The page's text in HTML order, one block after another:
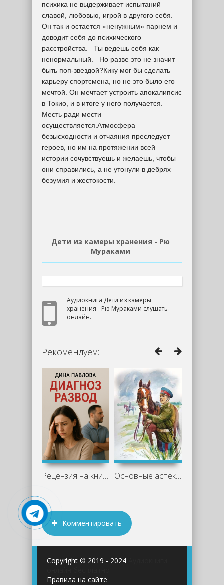
психика не выдерживает испытаний
славой, любовью, игрой в другого себя.
Он так и остается «ненужным» парнем и
доводит себя до психического
расстройства.– Ты ведешь себя как
ненормальный.– Но разве это не значит
быть поп-звездой?Кику мог бы сделать
карьеру спортсмена, но не это было его
мечтой. Он мечтает устроить апокалипсис
в Токио, и в итоге у него получается.
Месть ради мести
осуществляется.Атмосфера
безысходности и отчаяния преследует
героев, но им на протяжении всей
истории сочувствуешь и желаешь, чтобы
они справились, а не утонули в дебрях
безумия и жестокости.
Дети из камеры хранения - Рю
Мураками
Аудиокнига Дети из камеры
хранения - Рю Мураками слушать
онлайн.
Рекомендуем:
Рецензия на книгу "Диагноз развод" - Основные аспекты романа «Казачий крест»
Комментировать
Copyright © 2019 - 2024
Правила на сайте